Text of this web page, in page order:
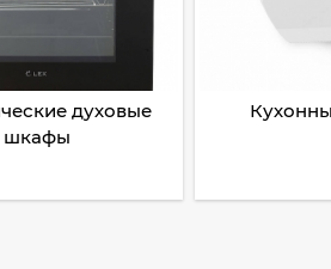
духовые
шкафы